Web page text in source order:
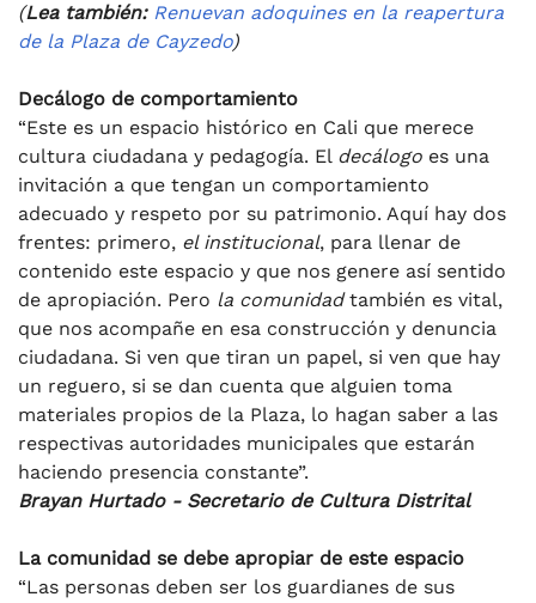
(Lea también: Renuevan adoquines en la reapertura
de la Plaza de Cayzedo)
Decálogo de comportamiento
“Este es un espacio histórico en Cali que merece
cultura ciudadana y pedagogía. El decálogo es una
invitación a que tengan un comportamiento
adecuado y respeto por su patrimonio. Aquí hay dos
frentes: primero, el institucional, para llenar de
contenido este espacio y que nos genere así sentido
de apropiación. Pero la comunidadtambién es vital,
que nos acompañe en esa construcción y denuncia
ciudadana. Si ven que tiran un papel, si ven que hay
un reguero, si se dan cuenta que alguien toma
materiales propios de la Plaza, lo hagan saber a las
respectivas autoridades municipales que estarán
haciendo presencia constante”.
Brayan Hurtado - Secretario de Cultura Distrital
La comunidad se debe apropiar de este espacio
“Las personas deben ser los guardianes de sus